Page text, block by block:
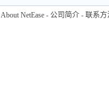
About NetEase - 公司简介 - 联系方